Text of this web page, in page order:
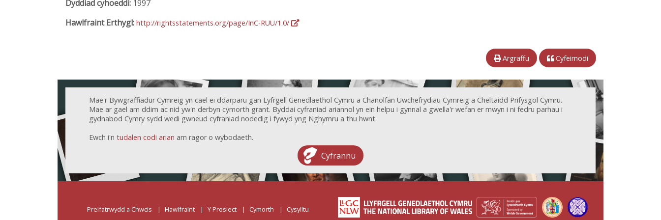
Dyddiad cyhoeddi: 1997
Hawlfraint Erthygl: http://rightsstatements.org/page/InC-RUU/1.0/
Argraffu Cyfeirnodi
Mae'r Bywgraffiadur Cymreig yn cael ei ddarparu gan Lyfrgell Genedlaethol Cymru a Chanolfan Uwchefrydiau Cymreig a Cheltaidd Prifysgol Cymru.
Mae ar gael am ddim ac nid yw'n derbyn cymorth grant. Byddai cyfraniad ariannol yn ein helpu i gynnal a gwella'r wefan er mwyn i ni fedru parhau i
gydnabod Cymry sydd wedi gwneud cyfraniad nodedig i fywyd yng Nghymru a thu hwnt.
Ewch i'n tudalen codi arian am ragor o wybodaeth.
Cyfrannu
Preifatrwydd a Chwcis Hawlfraint Y Prosiect Cymorth Cysylltu